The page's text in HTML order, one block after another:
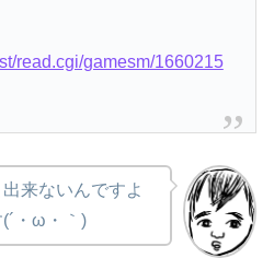
read.cgi/gamesm/1660215
来ないんですよ
・ω・｀)